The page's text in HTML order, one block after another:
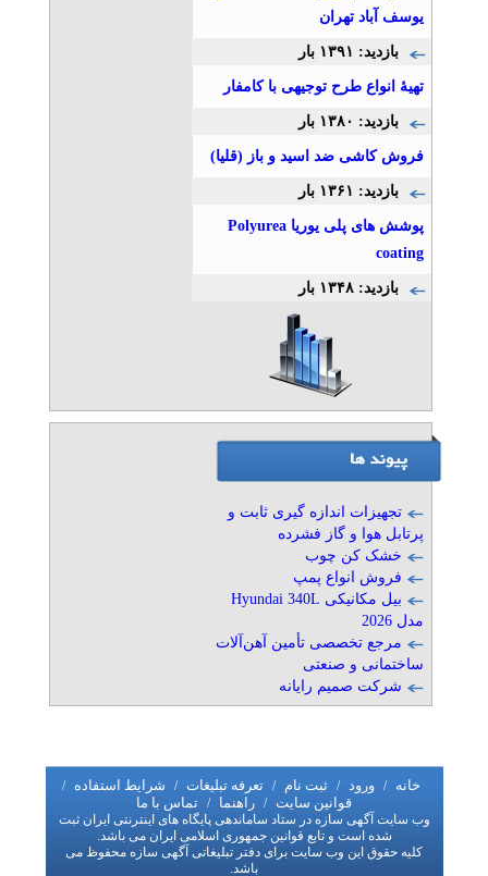
تزریق پلاستیک قالب پلاستیک
و قطعات هود آشپزخانه
آبتین
قطعه سازی و قالب سازی
درگروه تولیدی صنعتی آبتین
آبتین
تلفن: ۰۲۱۷۶۲۱۷۵۵۵
قالب سازی و تزریق پلاستیک
نيكران بلبرينگ
نيكران بلبرينگ
تلفن: ۴۴۰۳۲۰۵۷
طراحی، ساخت، اجرا پل
معلق
شرکت پاسارگاد
گروه خدمات آرتمیس
تلفن: ۰۹۱۲۴۴۹۸۳۴۰
تسمه نقاله لاستیکی ،رولیک
یوسف آباد تهران
بازدید: ۱۳۹۱ بار
تهیۀ انواع طرح توجیهی با کامفار
بازدید: ۱۳۸۰ بار
فروش کاشی ضد اسید و باز (قلیا)
بازدید: ۱۳۶۱ بار
پوشش های پلی یوریا Polyurea
coating
بازدید: ۱۳۴۸ بار
تجهیزات اندازه گیری ثابت و
پرتابل هوا و گاز فشرده
خشک کن چوب
فروش انواع پمپ
بیل مکانیکی Hyundai 340L
مدل 2026
مرجع تخصصی تأمین آهن‌آلات
ساختمانی و صنعتی
شرکت صمیم رایانه
خانه / ورود / ثبت نام / تعرفه تبلیغات / شرایط استفاده /
قوانین سایت / راهنما / تماس با ما
وب سایت آگهی سازه در ستاد ساماندهی پایگاه های اینترنتی ایران ثبت
شده است و تابع قوانین جمهوری اسلامی ایران می باشد.
کلیه حقوق این وب سایت برای دفتر تبلیغاتی آگهی سازه محفوظ می
باشد.